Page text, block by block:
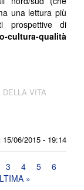
15/06/2015 - 19:14
una lettura più
prospettive di
cultura-qualità
DELLA VITA
3 4 5
6
»